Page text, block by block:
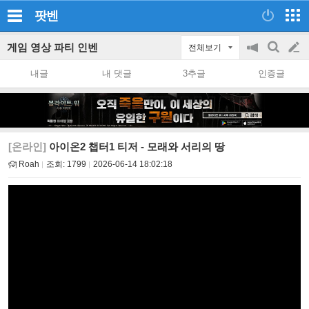
팟벤
게임 영상 파티 인벤 전체보기
공
on/off
검
색
글
쓰
내글 내 댓글 3추글 인증글
[온라인] 아이온2 챕터1 티저 - 모래와 서리의 땅
Roah 조회: 1799 2026-06-14 18:02:18